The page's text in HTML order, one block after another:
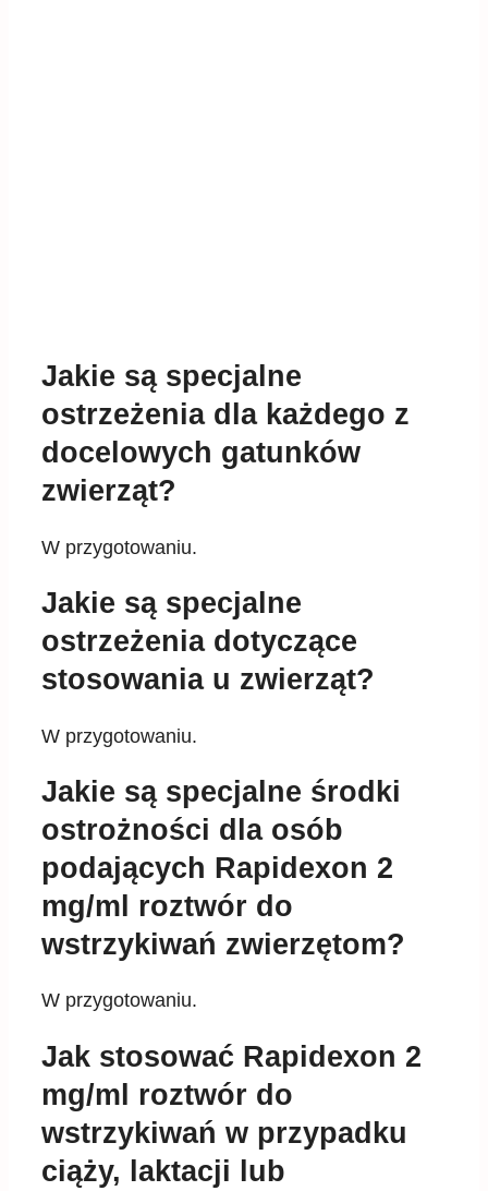
Jakie są specjalne
ostrzeżenia dla każdego z
docelowych gatunków
zwierząt?
W przygotowaniu.
Jakie są specjalne
ostrzeżenia dotyczące
stosowania u zwierząt?
W przygotowaniu.
Jakie są specjalne środki
ostrożności dla osób
podających Rapidexon 2
mg/ml roztwór do
wstrzykiwań zwierzętom?
W przygotowaniu.
Jak stosować Rapidexon 2
mg/ml roztwór do
wstrzykiwań w przypadku
ciąży, laktacji lub